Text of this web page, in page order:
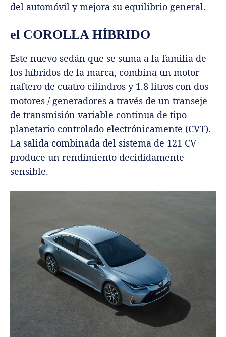
del automóvil y mejora su equilibrio general.
el COROLLA HÍBRIDO
Este nuevo sedán que se suma a la familia de
los híbridos de la marca, combina un motor
naftero de cuatro cilindros y 1.8 litros con dos
motores / generadores a través de un transeje
de transmisión variable continua de tipo
planetario controlado electrónicamente (CVT).
La salida combinada del sistema de 121 CV
produce un rendimiento decididamente
sensible.